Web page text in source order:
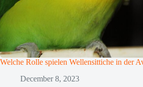
Welche Rolle spielen Wellensittiche in der
December 8, 2023